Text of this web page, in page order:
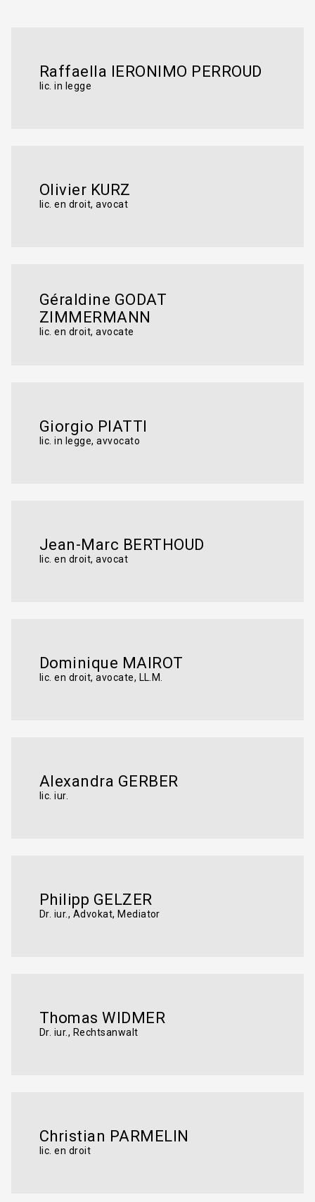
Raffaella IERONIMO PERROUD
lic. in legge
Olivier KURZ
lic. en droit, avocat
Géraldine GODAT
ZIMMERMANN
lic. en droit, avocate
Giorgio PIATTI
lic. in legge, avvocato
Jean-Marc BERTHOUD
lic. en droit, avocat
Dominique MAIROT
lic. en droit, avocate, LL.M.
Alexandra GERBER
lic. iur.
Philipp GELZER
Dr. iur., Advokat, Mediator
Thomas WIDMER
Dr. iur., Rechtsanwalt
Christian PARMELIN
lic. en droit